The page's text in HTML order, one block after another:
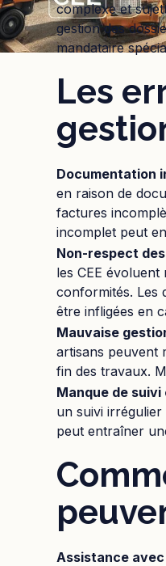
complexe et
gestion des
mandataire
Les
Documentation
en raison de
factures
incomplet peut
Non-respect
les CEE
conformités. Les
être infligées en
Mauvaise
artisans peuvent
fin des travaux.
Manque de
un suivi irrégulier
peut entraîner
Assistance